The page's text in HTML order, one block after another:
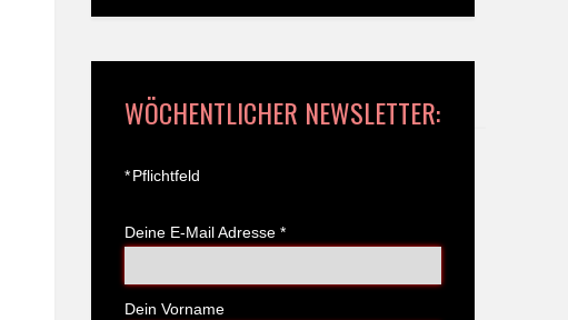
WÖCHENTLICHER NEWSLETTER:
*Pflichtfeld
Deine E-Mail Adresse *
Dein Vorname